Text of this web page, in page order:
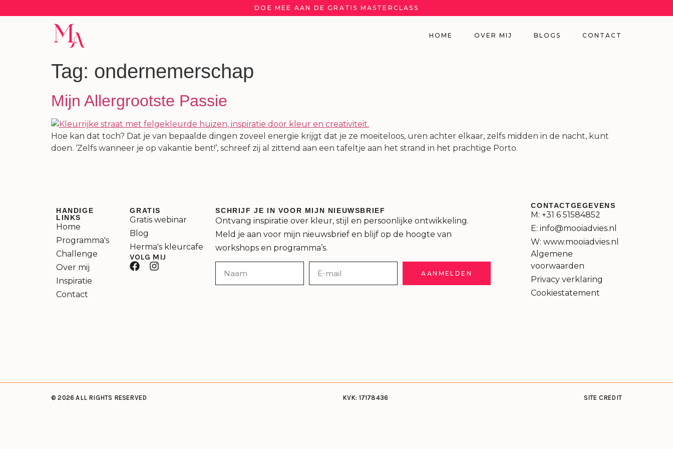
DOE MEE AAN DE GRATIS MASTERCLASS
HOME OVER MIJ BLOGS CONTACT
Tag: ondernemerschap
Mijn Allergrootste Passie
Hoe kan dat toch? Dat je van bepaalde dingen zoveel energie krijgt dat je ze moeiteloos, uren achter elkaar, zelfs midden in de nacht, kunt
doen. ‘Zelfs wanneer je op vakantie bent!’, schreef zij al zittend aan een tafeltje aan het strand in het prachtige Porto.
HANDIGE
LINKS
Home
Programma's
Challenge
Over mij
Inspiratie
Contact
GRATIS
Gratis webinar
Blog
Herma's kleurcafe
VOLG MIJ
SCHRIJF JE IN VOOR MIJN NIEUWSBRIEF
Ontvang inspiratie over kleur, stijl en persoonlijke ontwikkeling.
Meld je aan voor mijn nieuwsbrief en blijf op de hoogte van
workshops en programma’s.
AANMELDEN
CONTACTGEGEVENS
M: +31 6 51584852
E: info@mooiadvies.nl
W: www.mooiadvies.nl
Algemene
voorwaarden
Privacy verklaring
Cookiestatement
© 2026 ALL RIGHTS RESERVED KVK: 17178436 SITE CREDIT